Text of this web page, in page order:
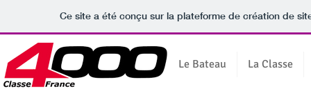
Ce site a été conçu sur la plateforme de création de
Le Bateau La Classe